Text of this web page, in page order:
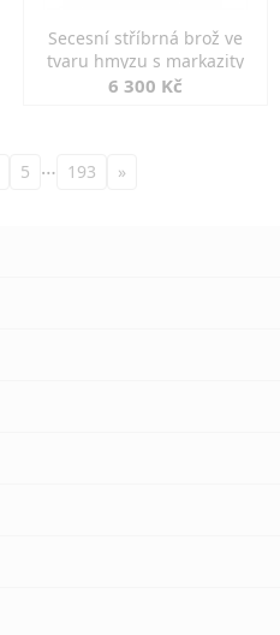
Secesní stříbrná brož ve
tvaru hmyzu s markazity
6 300 Kč
5 … 193 »